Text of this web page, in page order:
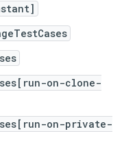
on-clone-
on-private-